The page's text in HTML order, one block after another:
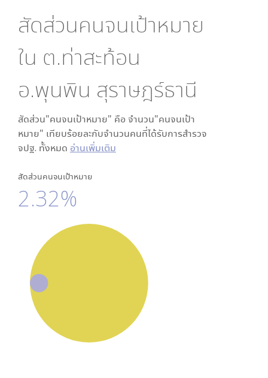
สัดส่วนคนจนเป้าหมาย
ใน ต.ท่าสะท้อน
อ.พุนพิน สุราษฎร์ธานี
สัดส่วน"คนจนเป้าหมาย" คือ จำนวน"คนจนเป้า
หมาย" เทียบร้อยละกับจำนวนคนที่ได้รับการสำรวจ
จปฐ. ทั้งหมด อ่านเพิ่มเติม
สัดส่วนคนจนเป้าหมาย
2.32%